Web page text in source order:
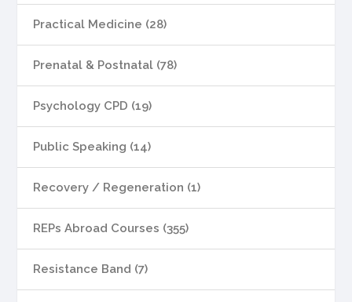
Practical Medicine (28)
Prenatal & Postnatal (78)
Psychology CPD (19)
Public Speaking (14)
Recovery / Regeneration (1)
REPs Abroad Courses (355)
Resistance Band (7)